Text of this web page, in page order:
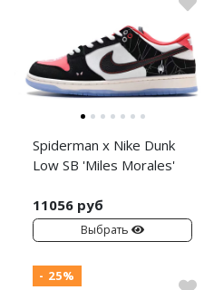
Spiderman x Nike Dunk
Low SB 'Miles Morales'
11056 руб
Выбрать
- 25%